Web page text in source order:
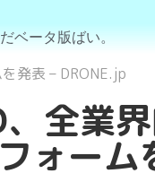
ベータ版ばい。
発表 – DRONE.jp
全業
ォーム